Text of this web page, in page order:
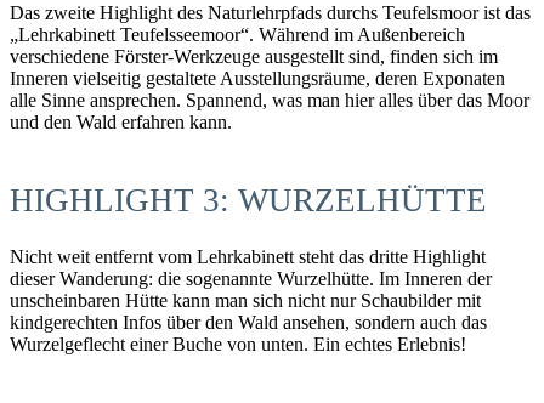
Das zweite Highlight des Naturlehrpfads durchs Teufelsmoor ist das
„Lehrkabinett Teufelsseemoor“. Während im Außenbereich
verschiedene Förster-Werkzeuge ausgestellt sind, finden sich im
Inneren vielseitig gestaltete Ausstellungsräume, deren Exponaten
alle Sinne ansprechen. Spannend, was man hier alles über das Moor
und den Wald erfahren kann.
HIGHLIGHT 3: WURZELHÜTTE
Nicht weit entfernt vom Lehrkabinett steht das dritte Highlight
dieser Wanderung: die sogenannte Wurzelhütte. Im Inneren der
unscheinbaren Hütte kann man sich nicht nur Schaubilder mit
kindgerechten Infos über den Wald ansehen, sondern auch das
Wurzelgeflecht einer Buche von unten. Ein echtes Erlebnis!